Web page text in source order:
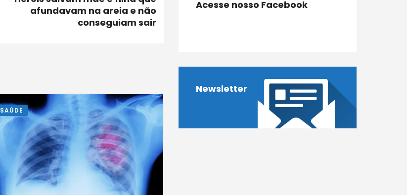
afundavam na areia e não
conseguiam sair
SAÚDE
Acesse nosso Facebook
Newsletter